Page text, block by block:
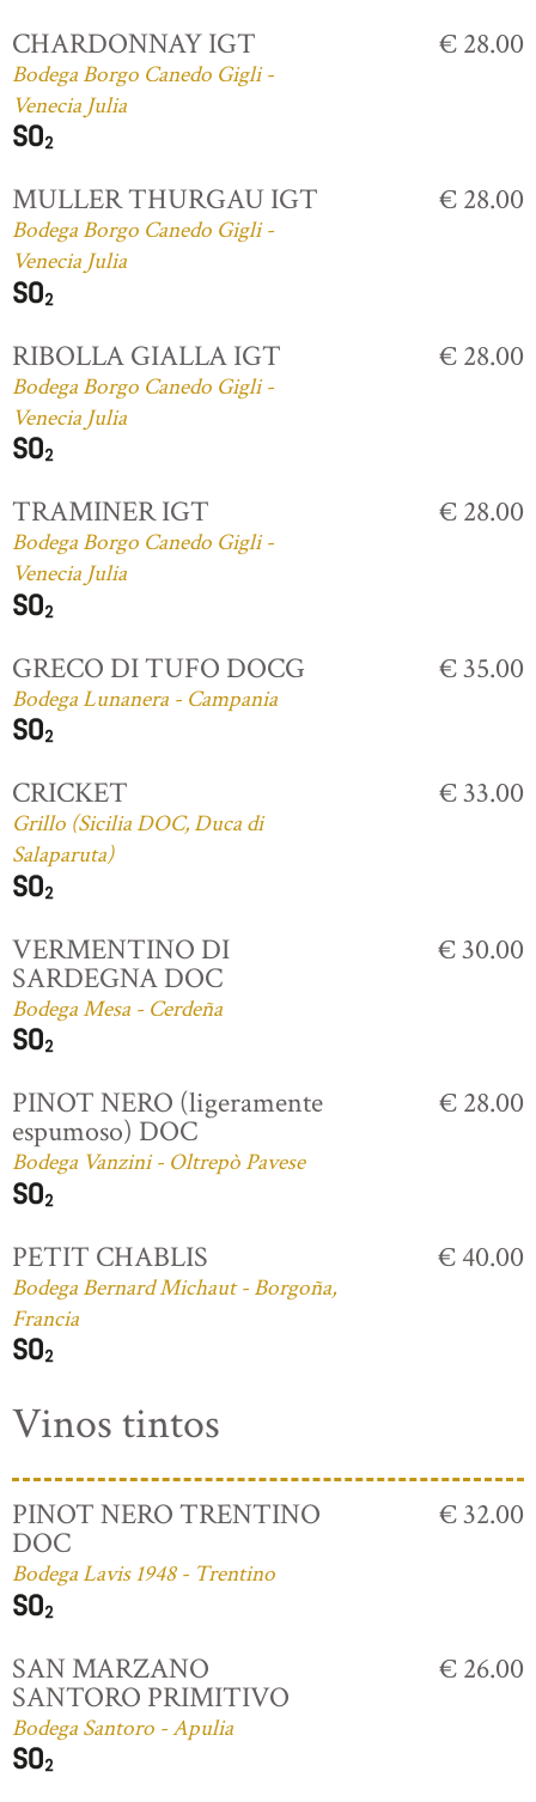
CHARDONNAY IGT
Bodega Borgo Canedo Gigli -
Venecia Julia
€ 28.00
MULLER THURGAU IGT
Bodega Borgo Canedo Gigli -
Venecia Julia
€ 28.00
RIBOLLA GIALLA IGT
Bodega Borgo Canedo Gigli -
Venecia Julia
€ 28.00
TRAMINER IGT
Bodega Borgo Canedo Gigli -
Venecia Julia
€ 28.00
GRECO DI TUFO DOCG
Bodega Lunanera - Campania
€ 35.00
CRICKET
Grillo (Sicilia DOC, Duca di
Salaparuta)
€ 33.00
VERMENTINO DI
SARDEGNA DOC
Bodega Mesa - Cerdeña
€ 30.00
PINOT NERO (ligeramente
espumoso) DOC
Bodega Vanzini - Oltrepò Pavese
€ 28.00
PETIT CHABLIS
Bodega Bernard Michaut - Borgoña,
Francia
€ 40.00
Vinos tintos
PINOT NERO TRENTINO
DOC
Bodega Lavis 1948 - Trentino
€ 32.00
SAN MARZANO
SANTORO PRIMITIVO
Bodega Santoro - Apulia
€ 26.00